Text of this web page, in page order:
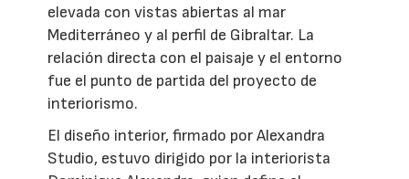
elevada con vistas abiertas al mar
Mediterráneo y al perfil de Gibraltar. La
relación directa con el paisaje y el entorno
fue el punto de partida del proyecto de
interiorismo.
El diseño interior, firmado por Alexandra
Studio, estuvo dirigido por la interiorista